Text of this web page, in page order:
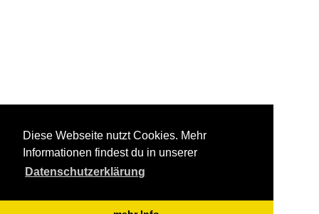
Diese Webseite nutzt Cookies. Mehr
Informationen findest du in unserer
Datenschutzerklärung